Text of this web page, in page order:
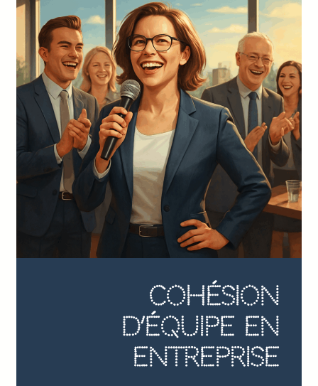
Cohésion
d’équipe en
Entreprise